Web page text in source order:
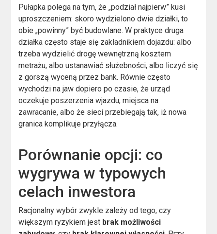
Pułapka polega na tym, że „podział najpierw” kusi
uproszczeniem: skoro wydzielono dwie działki, to
obie „powinny” być budowlane. W praktyce druga
działka często staje się zakładnikiem dojazdu: albo
trzeba wydzielić drogę wewnętrzną kosztem
metrażu, albo ustanawiać służebności, albo liczyć się
z gorszą wyceną przez bank. Równie często
wychodzi na jaw dopiero po czasie, że urząd
oczekuje poszerzenia wjazdu, miejsca na
zawracanie, albo że sieci przebiegają tak, iż nowa
granica komplikuje przyłącza.
Porównanie opcji: co
wygrywa w typowych
celach inwestora
Racjonalny wybór zwykle zależy od tego, czy
większym ryzykiem jest brak możliwości